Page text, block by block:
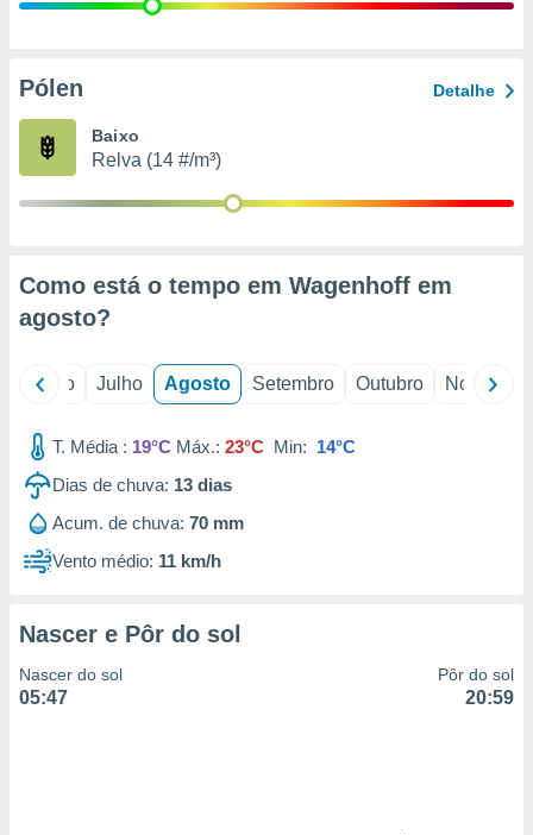
e
de
Pólen Detalhe
Baixo
Relva (14 #/m³)
Como está o tempo em Wagenhoff em
agosto?
Junho Julho Agosto Setembro Outubro Novembro
T. Média : 19°C Máx.: 23°C Min: 14°C
Dias de chuva: 13 dias
Acum. de chuva: 70 mm
Vento médio: 11 km/h
Nascer e Pôr do sol
Nascer do sol
05:47
Pôr do sol
20:59